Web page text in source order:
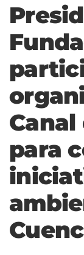
Canal
para